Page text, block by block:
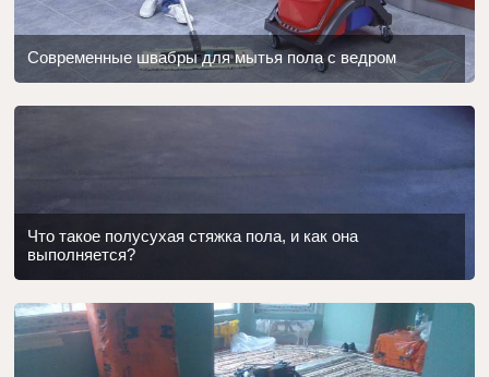
Современные швабры для мытья пола с ведром
Что такое полусухая стяжка пола, и как она
выполняется?